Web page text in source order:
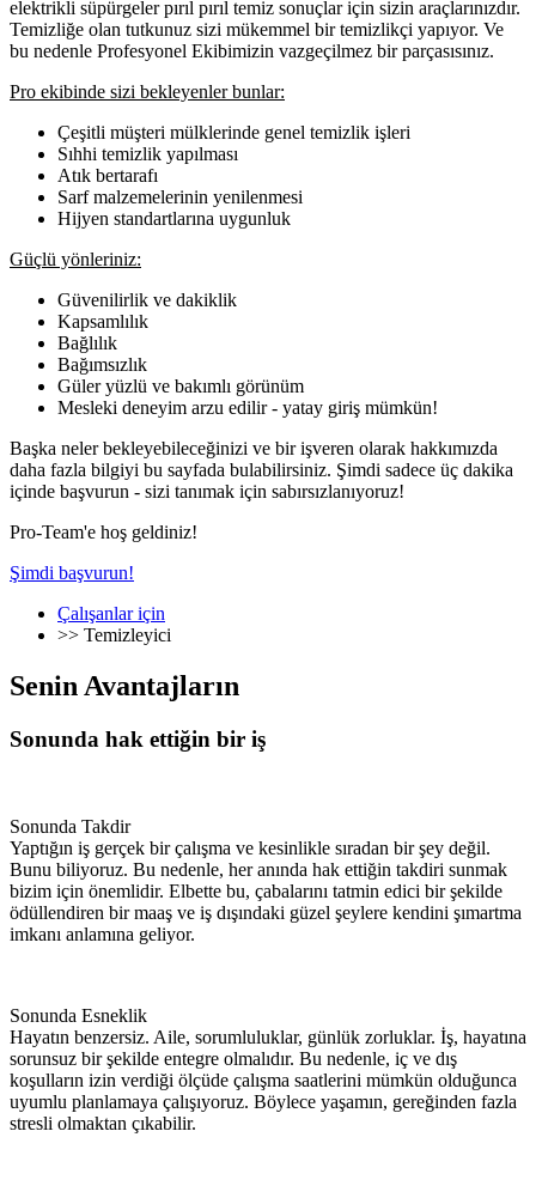
elektrikli süpürgeler pırıl pırıl temiz sonuçlar için sizin araçlarınızdır.
Temizliğe olan tutkunuz sizi mükemmel bir temizlikçi yapıyor. Ve
bu nedenle Profesyonel Ekibimizin vazgeçilmez bir parçasısınız.
Pro ekibinde sizi bekleyenler bunlar:
Çeşitli müşteri mülklerinde genel temizlik işleri
Sıhhi temizlik yapılması
Atık bertarafı
Sarf malzemelerinin yenilenmesi
Hijyen standartlarına uygunluk
Güçlü yönleriniz:
Güvenilirlik ve dakiklik
Kapsamlılık
Bağlılık
Bağımsızlık
Güler yüzlü ve bakımlı görünüm
Mesleki deneyim arzu edilir - yatay giriş mümkün!
Başka neler bekleyebileceğinizi ve bir işveren olarak hakkımızda
daha fazla bilgiyi bu sayfada bulabilirsiniz. Şimdi sadece üç dakika
içinde başvurun - sizi tanımak için sabırsızlanıyoruz!
Pro-Team'e hoş geldiniz!
Şimdi başvurun!
Çalışanlar için
>> Temizleyici
Senin Avantajların
Sonunda hak ettiğin bir iş
Sonunda Takdir
Yaptığın iş gerçek bir çalışma ve kesinlikle sıradan bir şey değil.
Bunu biliyoruz. Bu nedenle, her anında hak ettiğin takdiri sunmak
bizim için önemlidir. Elbette bu, çabalarını tatmin edici bir şekilde
ödüllendiren bir maaş ve iş dışındaki güzel şeylere kendini şımartma
imkanı anlamına geliyor.
Sonunda Esneklik
Hayatın benzersiz. Aile, sorumluluklar, günlük zorluklar. İş, hayatına
sorunsuz bir şekilde entegre olmalıdır. Bu nedenle, iç ve dış
koşulların izin verdiği ölçüde çalışma saatlerini mümkün olduğunca
uyumlu planlamaya çalışıyoruz. Böylece yaşamın, gereğinden fazla
stresli olmaktan çıkabilir.